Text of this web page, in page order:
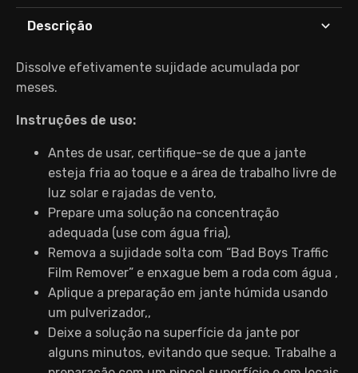
Descrição
Dissolve efetivamente sujidade acumulada por
meses.
Instruções de uso:
Antes de usar, certifique-se de que a jante
esteja fria ao toque e a área de trabalho livre de
luz solar e rajadas de vento,
Prepare uma solução na concentração
adequada (use com água fria),
Remova a sujidade solta com “Bad Boys Traffic
Film Remover” e enxague bem a roda com água ,
Aplique a preparação em jante húmida usando
um pulverizador,,
Deixe a solução na superfície da jante por
alguns minutos, evitando que seque. Trabalhe a